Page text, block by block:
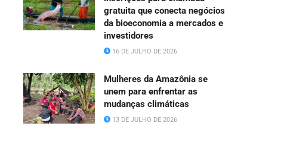
gratuita que conecta negócios
da bioeconomia a mercados e
investidores
16 DE JULHO DE 2026
Mulheres da Amazônia se
unem para enfrentar as
mudanças climáticas
13 DE JULHO DE 2026